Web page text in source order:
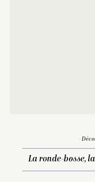
-
La ronde-bosse,
Choix du
notice